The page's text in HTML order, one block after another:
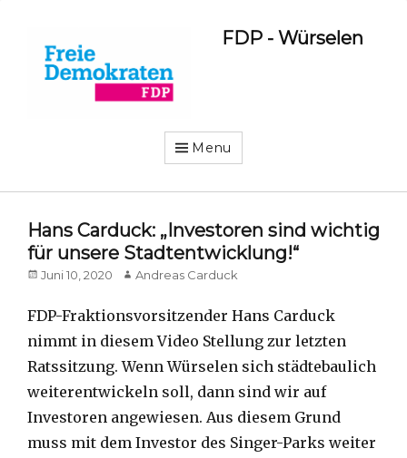
FDP - Würselen
Menu
Hans Carduck: „Investoren sind wichtig
für unsere Stadtentwicklung!“
Posted
Juni 10, 2020 Author
Andreas Carduck
FDP-Fraktionsvorsitzender Hans Carduck
nimmt in diesem Video Stellung zur letzten
Ratssitzung. Wenn Würselen sich städtebaulich
weiterentwickeln soll, dann sind wir auf
Investoren angewiesen. Aus diesem Grund
muss mit dem Investor des Singer-Parks weiter